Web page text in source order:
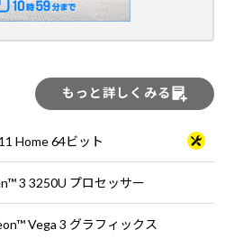
もっと詳しくみる
Home 64ビット
3 3250U プロセッサー
Vega 3 グラフィックス